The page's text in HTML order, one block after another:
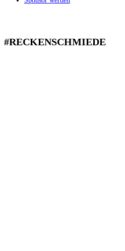
#RECKENSCHMIEDE